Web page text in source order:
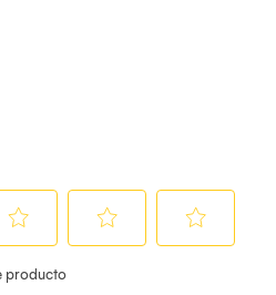
mujeres, atletas de alto
del día donde su ingesta de
proteína, mezcle un servicio de
en un shaker o coctelera. La
después de la mezcla.
embarazadas, mujeres en etapa